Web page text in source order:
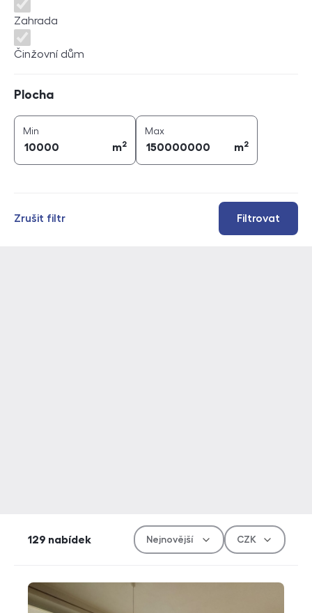
Zahrada
Činžovní dům
Plocha
Min
m2
Maxplocha (
m2
Filtrovat
Zrušit filtr
129 nabídek
Měna